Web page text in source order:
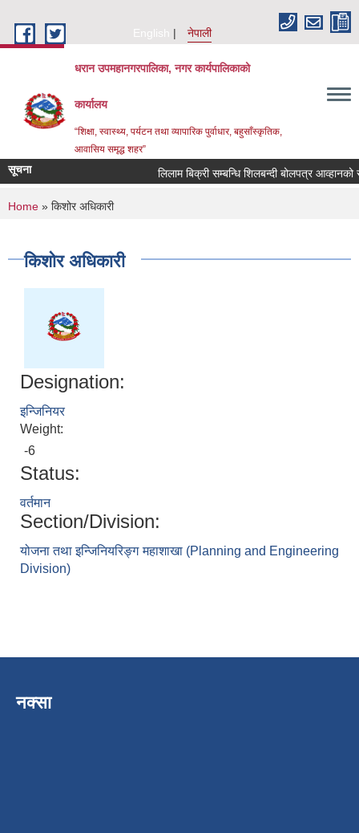
English
नेपाली
धरान उपमहानगरपालिका, नगर कार्यपालिकाको
कार्यालय
“शिक्षा, स्वास्थ्य, पर्यटन तथा व्यापारिक पुर्वाधार, बहुसाँस्कृतिक,
आवासिय समृद्ध शहर”
सूचना लिलाम बिक्री सम्बन्धि शिलबन्दी
You are here
Home » किशोर अधिकारी
किशोर अधिकारी
Designation:
इन्जिनियर
Weight:
-6
Status:
वर्तमान
Section/Division:
योजना तथा इन्जिनियरिङ्ग महाशाखा (Planning and Engineering
Division)
नक्सा